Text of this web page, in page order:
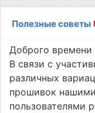
Полезные советы
Доброго времени
В связи с
различных
прошивок
пользователями